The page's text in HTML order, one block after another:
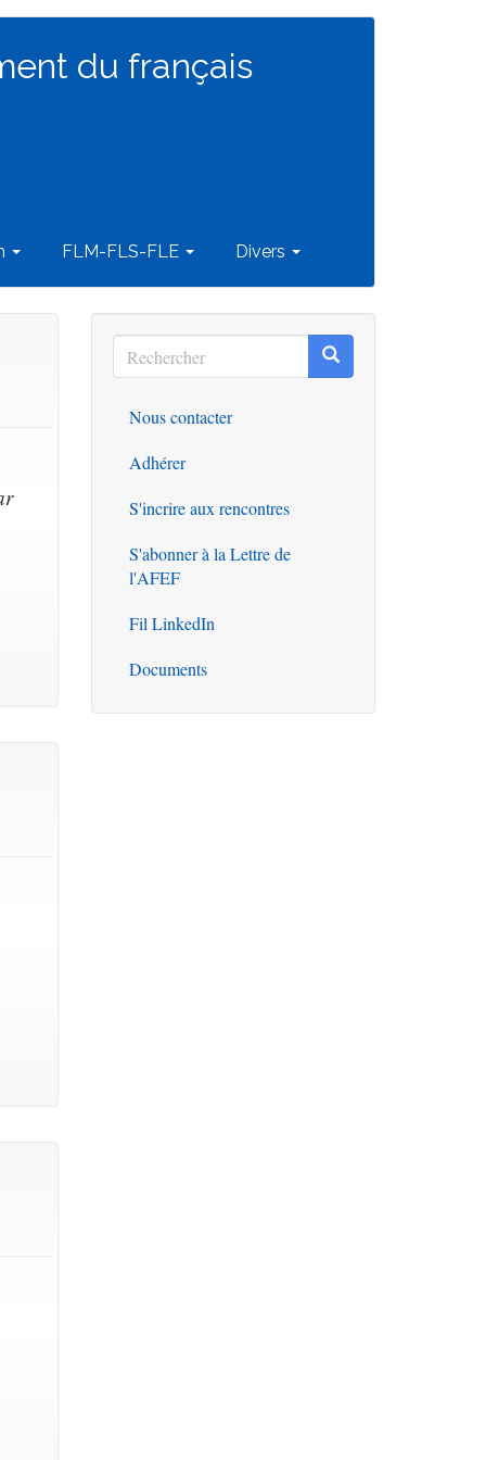
du français
FLM-FLS-FLE Divers
Rechercher
Rechercher Rechercher
Outils
Nous contacter
Adhérer
S'incrire aux rencontres
S'abonner à la Lettre de
l'AFEF
Fil LinkedIn
Documents